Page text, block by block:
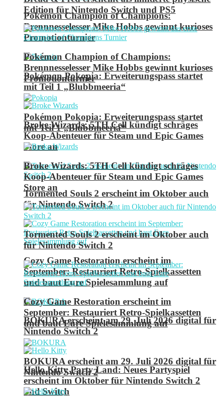
Pokémon Champion of Champions:
Brennnesselesser Mike Hobbs gewinnt kurioses
Promotionturnier
Pokémon Pokopia: Erweiterungspass startet
mit Teil 1 „Blubbmeeria“
Broke Wizards: 5TH Cell kündigt schräges
Koop-Abenteuer für Steam und Epic Games
Store an
Tormented Souls 2 erscheint im Oktober auch
für Nintendo Switch 2
Cozy Game Restoration erscheint im
September: Restauriert Retro-Spielkassetten
und baut Eure Spielesammlung auf
BOKURA erscheint am 29. Juli 2026 digital für
Nintendo Switch 2
Hello Kitty Party Land: Neues Partyspiel
erscheint im Oktober für Nintendo Switch 2
und Switch
Edition für Nintendo Switch und PS5
Pokémon Champion of Champions:
Brennnesselesser Mike Hobbs gewinnt kurioses
Promotionturnier
Pokémon Pokopia: Erweiterungspass startet
mit Teil 1 „Blubbmeeria“
Broke Wizards: 5TH Cell kündigt schräges
Koop-Abenteuer für Steam und Epic Games
Store an
Tormented Souls 2 erscheint im Oktober auch
für Nintendo Switch 2
Cozy Game Restoration erscheint im
September: Restauriert Retro-Spielkassetten
und baut Eure Spielesammlung auf
BOKURA erscheint am 29. Juli 2026 digital für
Nintendo Switch 2